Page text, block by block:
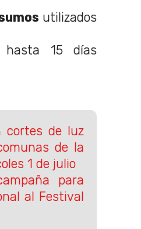
utilizados
hasta 15 días
cortes de luz
de la
1 de julio
para
al Festival